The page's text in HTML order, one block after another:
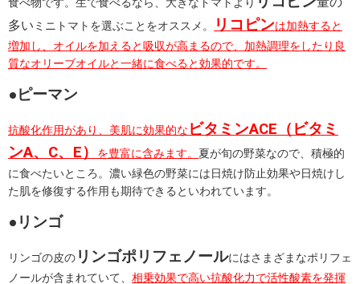
多い ミニトマトを選ぶことをオススメ。 リコピンは加熱すると
増加し、オイルを加えると吸収が高まるので、加熱調理をしたり良
質なオリーブオイルと一緒に食べると効果的です。
●ピーマン
抗酸化作用があり、美肌に効果的な ビタミンACE（ビタミ
ンA、C、E）
を豊富に含みます。 夏が旬の野菜なので、積極的
に食べたいところ。濃い緑色の野菜には日焼け防止効果や日焼けし
た肌を修復する作用も期待できるといわれています。
●リンゴ
リンゴの皮の リンゴポリフェノールにはさまざまなポリフェ
ノールが含まれていて、 相乗効果で高い抗酸化力で活性酸素を発揮